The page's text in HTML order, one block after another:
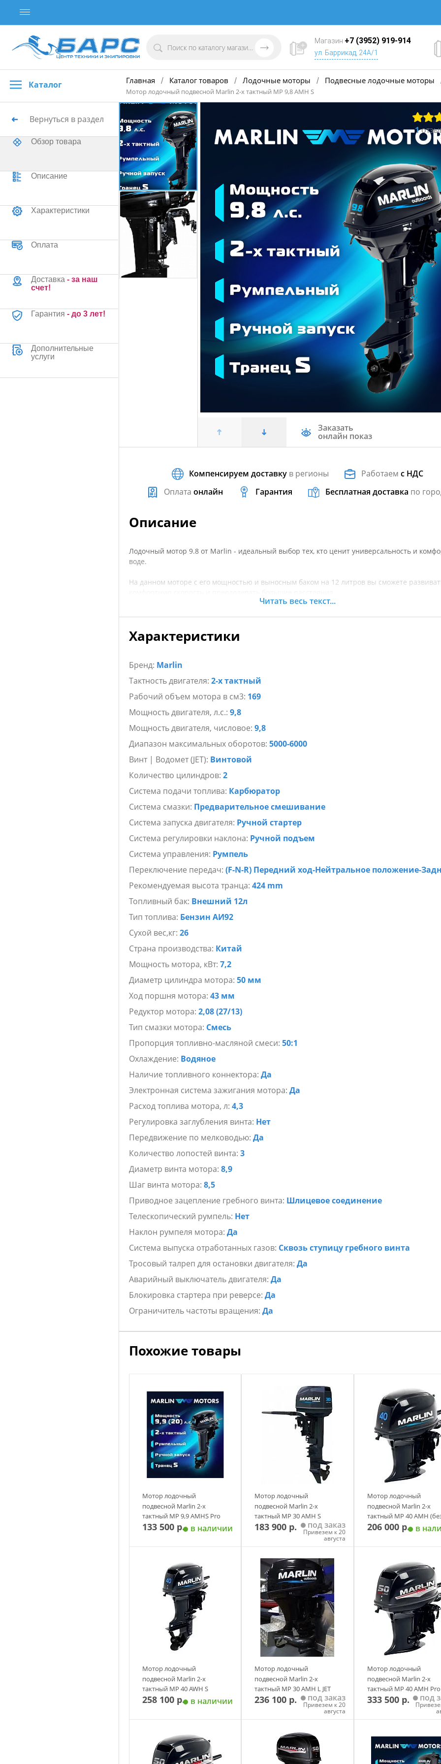
Магазин +7 (3952) 919-914
ул. Баррикад, 24А/1
Каталог Главная / Каталог товаров / Лодочные моторы / Подвесные лодочные моторы
Мотор лодочный подвесной Marlin 2-х тактный MP 9,8 AMH S
Вернуться в раздел
Обзор товара
Описание
Характеристики
Оплата
Доставка - за наш
счет!
Гарантия - до 3 лет!
Дополнительные
услуги
1
Заказать
онлайн показ
Компенсируем доставку в регионы Работаемс НДС
Оплата онлайн Гарантия Бесплатная доставка по
Описание
Лодочный мотор 9.8 от Marlin - идеальный выбор тех, кто ценит универсальность и
воде.
На данном моторе с его мощностью и выносным баком на 12 литров вы сможете
Лодочный мотор 9 8 подойдет для различных типов лодок, от маленьких надувных до
(ПВХ, РИБ, пластиковые).
Специальный алюминиевый сплав в сочетании с дополнительным покрытием из пяти
покраски обеспечивают нашему ПЛМ хорошую антикоррозийную устойчивость.
Marlin MP 9.8 AMHS является полным аналогом лодочного мотора тохатсу 9.8, поэтому не
Вы можете лодочный мотор 9.8 купить в рассрочку либо в кредит, воспользовавшись
Читать весь текст...
Характеристики
Бренд: Marlin
Тактность двигателя: 2-х тактный
Рабочий объем мотора в см3: 169
Мощность двигателя, л.с.: 9,8
Мощность двигателя, числовое: 9,8
Диапазон максимальных оборотов: 5000-6000
Винт | Водомет (JET): Винтовой
Количество цилиндров: 2
Система подачи топлива: Карбюратор
Система смазки: Предварительное смешивание
Система запуска двигателя: Ручной стартер
Система регулировки наклона: Ручной подъем
Система управления: Румпель
Переключение передач: (F-N-R) Передний ход-Нейтральное положение-
Рекомендуемая высота транца: 424 mm
Топливный бак: Внешний 12л
Тип топлива: Бензин АИ92
Сухой вес,кг: 26
Страна производства: Китай
Мощность мотора, кВт: 7,2
Диаметр цилиндра мотора: 50 мм
Ход поршня мотора: 43 мм
Редуктор мотора: 2,08 (27/13)
Тип смазки мотора: Смесь
Пропорция топливно-масляной смеси: 50:1
Охлаждение: Водяное
Наличие топливного коннектора: Да
Электронная система зажигания мотора: Да
Расход топлива мотора, л: 4,3
Регулировка заглубления винта: Нет
Передвижение по мелководью: Да
Количество лопостей винта: 3
Диаметр винта мотора: 8,9
Шаг винта мотора: 8,5
Приводное зацепление гребного винта: Шлицевое соединение
Телескопический румпель: Нет
Наклон румпеля мотора: Да
Система выпуска отработанных газов: Сквозь ступицу гребного винта
Тросовый талреп для остановки двигателя: Да
Аварийный выключатель двигателя: Да
Блокировка стартера при реверсе: Да
Ограничитель частоты вращения: Да
Похожие товары
Мотор лодочный
подвесной Marlin 2-х
тактный MP 9,9 AMHS Pro
133 500 р. в наличии
Добавить в корзину
Мотор лодочный
подвесной Marlin 2-х
тактный MP 30 AMH S
183 900 р. под заказ
Привезем к 20
августа
Добавить в корзину
Мотор лодочный
подвесной Marlin 2-х
тактный MP 40 AMH
редуктора под водомет)
206 000 р. в
Добавить в
Мотор лодочный
подвесной Marlin 2-х
тактный MP 40 AWH S
258 100 р. в наличии
Добавить в корзину
Мотор лодочный
подвесной Marlin 2-х
тактный MP 30 AMH L JET
236 100 р. под заказ
Привезем к 20
августа
Добавить в корзину
Мотор лодочный
подвесной Marlin 2-х
тактный MP 40 AMH Pro
Line с водометной
333 500 р. под
Добавить в